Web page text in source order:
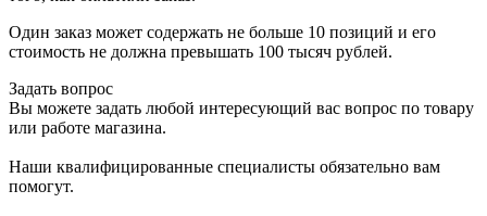
Один заказ может содержать не больше 10 позиций и его
стоимость не должна превышать 100 тысяч рублей.
Задать вопрос
Вы можете задать любой интересующий вас вопрос по товару
или работе магазина.
Наши квалифицированные специалисты обязательно вам
помогут.